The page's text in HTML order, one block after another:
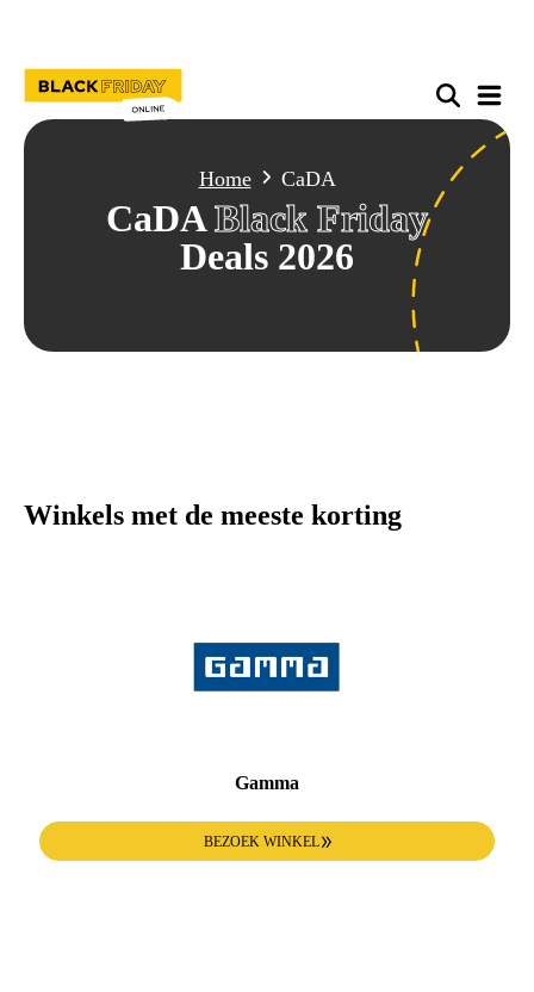
Home CaDA
CaDABlack Friday
Deals 2026
Winkels met de meeste korting
Gamma
BEZOEK WINKEL